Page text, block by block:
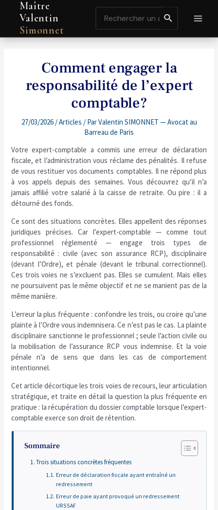
contenu
Maître
Valentin
Simonnet
for:
Comment engager la
responsabilité de l’expert
comptable?
27/03/2026 /Articles / ParValentin SIMONNET — Avocat au
Barreau de Paris
Votre expert-comptable a commis une erreur de déclaration
fiscale, et l’administration vous réclame des pénalités. Il refuse
de vous restituer vos documents comptables. Il ne répond plus
à vos appels depuis des semaines. Vous découvrez qu’il n’a
jamais affilié votre salarié à la caisse de retraite. Ou pire : il a
détourné des fonds.
Ce sont des situations concrètes. Elles appellent des réponses
juridiques précises. Car l’expert-comptable — comme tout
professionnel réglementé — engage trois types de
responsabilité : civile (avec son assurance RCP), disciplinaire
(devant l’Ordre), et pénale (devant le tribunal correctionnel).
Ces trois voies ne s’excluent pas. Elles se cumulent. Mais elles
ne poursuivent pas le même objectif et ne se manient pas de la
même manière.
L’erreur la plus fréquente : confondre les trois, ou croire qu’une
plainte à l’Ordre vous indemnisera. Ce n’est pas le cas. La plainte
disciplinaire sanctionne le professionnel ; seule l’action civile ou
la mobilisation de l’assurance RCP vous indemnise. Et la voie
pénale n’a de sens que dans les cas de comportement
intentionnel.
Cet article décortique les trois voies de recours, leur articulation
stratégique, et traite en détail la question la plus fréquente en
pratique : la récupération du dossier comptable lorsque l’expert-
comptable exerce son droit de rétention.
Sommaire
Trois situations concrètes fréquentes
Erreur de déclaration fiscale ayant entraîné un
redressement
Erreur de paie ayant provoqué un redressement
URSSAF
Navigation
de